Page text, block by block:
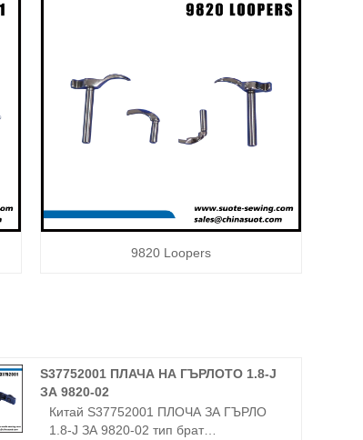
9820 Loopers
S37752001 ПЛАЧА НА ГЪРЛОТО 1.8-J
ЗА 9820-02
Китай S37752001 ПЛОЧА ЗА ГЪРЛО
1.8-J ЗА 9820-02 тип брат